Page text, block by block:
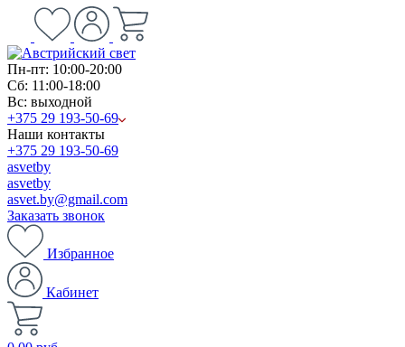
Пн-пт: 10:00-20:00
Сб: 11:00-18:00
Вс: выходной
+375 29 193-50-69
Наши контакты
+375 29 193-50-69
asvetby
asvetby
asvet.by@gmail.com
Заказать звонок
Избранное
Кабинет